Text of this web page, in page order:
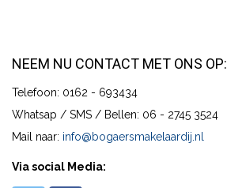
NEEM NU CONTACT MET ONS OP:
Telefoon: 0162 - 693434
Whatsap / SMS / Bellen: 06 - 2745 3524
Mail naar: info@bogaersmakelaardij.nl
Via social Media: